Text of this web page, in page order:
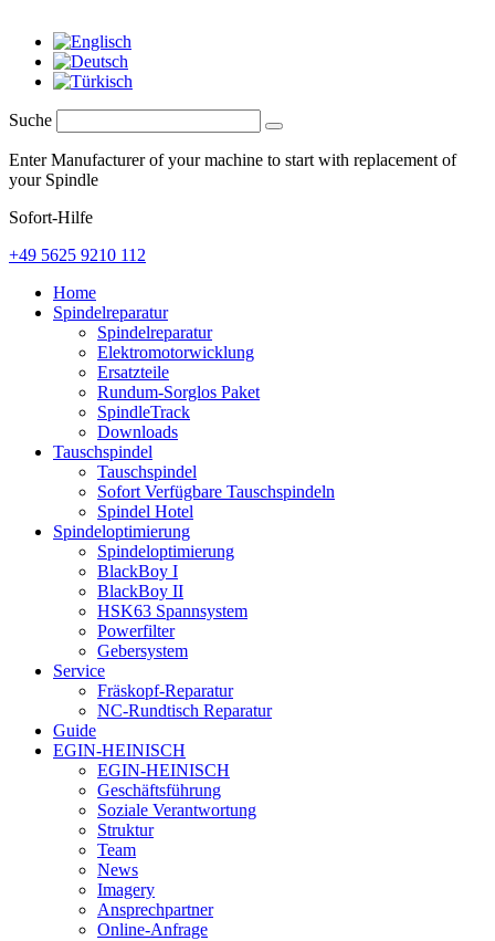
Suche
Enter Manufacturer of your machine to start with replacement of
your Spindle
Sofort-Hilfe
+49 5625 9210 112
Home
Spindelreparatur
Spindelreparatur
Elektromotorwicklung
Ersatzteile
Rundum-Sorglos Paket
SpindleTrack
Downloads
Tauschspindel
Tauschspindel
Sofort Verfügbare Tauschspindeln
Spindel Hotel
Spindeloptimierung
Spindeloptimierung
BlackBoy I
BlackBoy II
HSK63 Spannsystem
Powerfilter
Gebersystem
Service
Fräskopf-Reparatur
NC-Rundtisch Reparatur
Guide
EGIN-HEINISCH
EGIN-HEINISCH
Geschäftsführung
Soziale Verantwortung
Struktur
Team
News
Imagery
Ansprechpartner
Online-Anfrage